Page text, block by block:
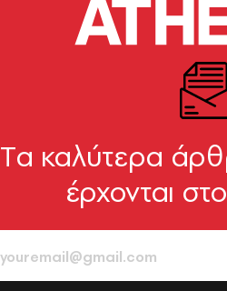
Tα καλύτερα
έρχονται